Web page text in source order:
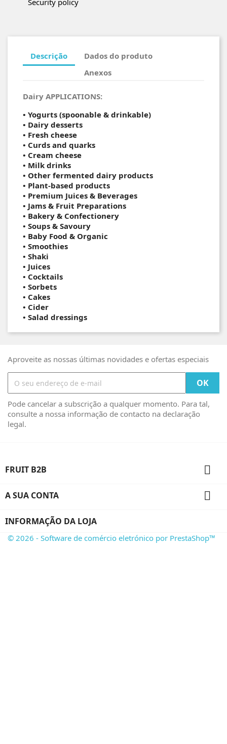
Security policy
Descrição
Dados do produto
Anexos
Dairy APPLICATIONS:
• Yogurts (spoonable & drinkable)
• Dairy desserts
• Fresh cheese
• Curds and quarks
• Cream cheese
• Milk drinks
• Other fermented dairy products
• Plant-based products
• Premium Juices & Beverages
• Jams & Fruit Preparations
• Bakery & Confectionery
• Soups & Savoury
• Baby Food & Organic
• Smoothies
• Shaki
• Juices
• Cocktails
• Sorbets
• Cakes
• Cider
• Salad dressings
Aproveite as nossas últimas novidades e ofertas especiais
Pode cancelar a subscrição a qualquer momento. Para tal,
consulte a nossa informação de contacto na declaração
legal.
FRUIT B2B 
A SUA CONTA 
INFORMAÇÃO DA LOJA
© 2026 - Software de comércio eletrónico por PrestaShop™